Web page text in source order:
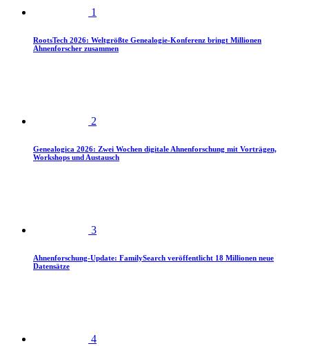
1
RootsTech 2026: Weltgrößte Genealogie-Konferenz bringt Millionen
Ahnenforscher zusammen
2
Genealogica 2026: Zwei Wochen digitale Ahnenforschung mit Vorträgen,
Workshops und Austausch
3
Ahnenforschung-Update: FamilySearch veröffentlicht 18 Millionen neue
Datensätze
4